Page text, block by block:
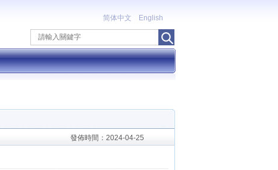
简体中文 English
發佈時間：2024-04-25